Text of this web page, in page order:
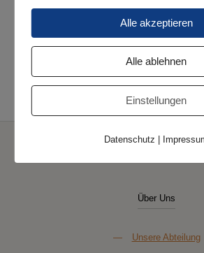
Veranstaltungskategorie:
4. Herren – TuS Zetel
Herren
Über Uns
— Unsere Abteilung
Alle akzeptieren
Alle ablehnen
Einstellungen
Datenschutz